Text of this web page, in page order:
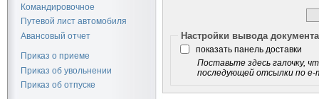
Командировочное
Путевой лист автомобиля
Авансовый отчет
Приказ о приеме
Приказ об увольнении
Приказ об отпуске
Настройки вывода
показать панель доставки
Поставьте здесь галочку,
последующей отсылки по e-